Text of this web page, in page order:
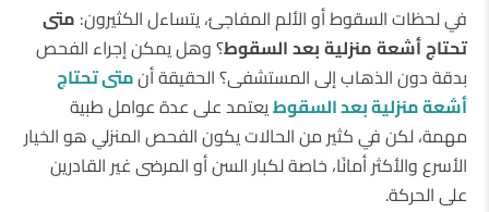
في لحظات السقوط أو الألم المفاجئ، يتساءل الكثيرون: متى
تحتاجأشعةمنزليةبعدالسقوط؟ وهل يمكن إجراء الفحص
بدقة دون الذهاب إلى المستشفى؟ الحقيقة أنمتىتحتاج
أشعةمنزليةبعدالسقوطيعتمد على عدة عوامل طبية
مهمة، لكن في كثير من الحالات يكون الفحص المنزلي هو الخيار
الأسرع والأكثر أمانًا، خاصة لكبار السن أو المرضى غير القادرين
على الحركة.